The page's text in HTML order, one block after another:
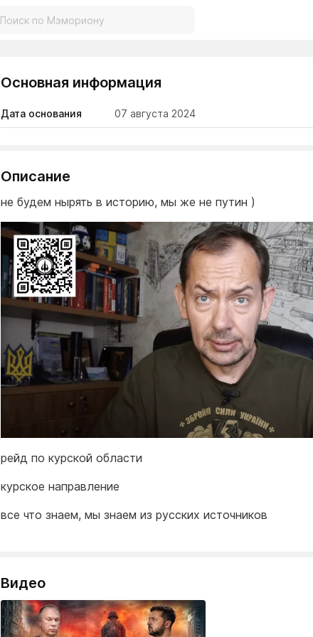
Основная информация
Дата основания 07 августа 2024
Описание
не будем нырять в историю, мы же не путин )
рейд по курской области
курское направление
все что знаем, мы знаем из русских источников
Видео